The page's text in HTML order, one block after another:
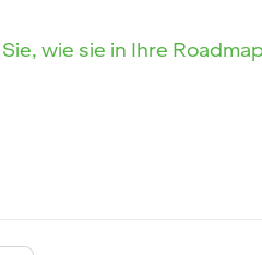
wie sie in Ihre